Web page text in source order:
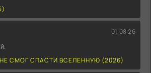
01.08.26
СМОГ СПАСТИ ВСЕЛЕННУЮ (2026)